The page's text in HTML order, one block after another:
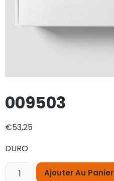
009503
€53,25
DURO
Ajouter Au Panier